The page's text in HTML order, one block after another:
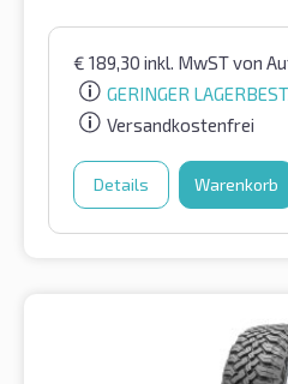
€ 189,30 inkl. MwSTvon
GERINGER
Versandkostenfrei
Details Warenkorb